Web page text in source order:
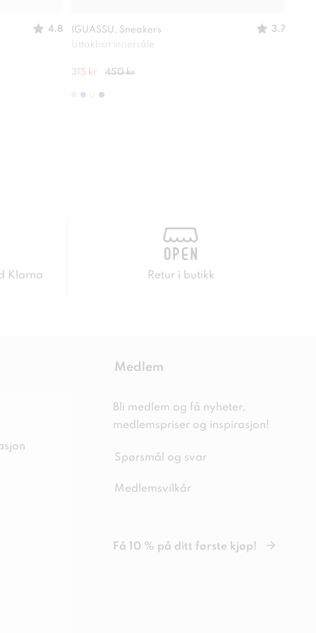
4.8
IGUASSU, Sneakers
3.7
Uttakbar innersåle
315 kr 450 kr
Klarna Retur i butikk
Medlem
Bli medlem og få nyheter,
medlemspriser og inspirasjon!
Spørsmål og svar
Medlemsvilkår
Få 10 % på ditt første kjøp!